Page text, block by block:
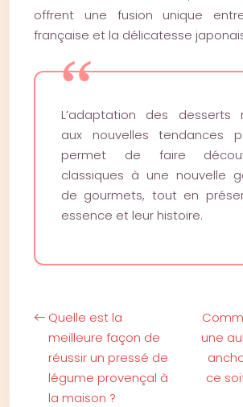
offrent une fusion unique
française et la délicatesse
L’adaptation des desserts
aux nouvelles tendances
permet de faire
classiques à une nouvelle
de gourmets, tout en
essence et leur histoire.
Quelle est la
meilleure façon de
réussir un pressé de
légume provençal à
la maison ?
une
ce